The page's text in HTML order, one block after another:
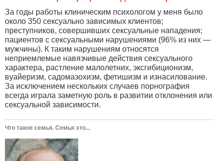
За годы работы клиническим психологом у меня было
около 350 сексуально зависимых клиентов;
преступников, совершивших сексуальные нападения;
пациентов с сексуальными нарушениями (96% из них —
мужчины). К таким нарушениям относятся
неприемлемые навязчивые действия сексуального
характера, растление малолетних, эксгибиционизм,
вуайеризм, садомазохизм, фетишизм и изнасилование.
За исключением нескольких случаев порнография
всегда играла заметную роль в развитии отклонения или
сексуальной зависимости.
Что такое семья. Семья это...